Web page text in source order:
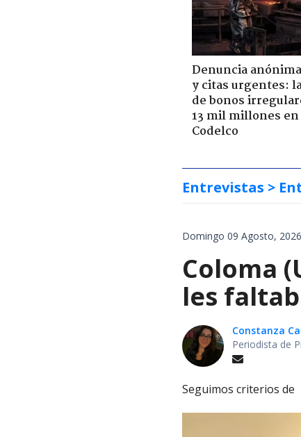
Denuncia
y citas urgentes:
de bonos
13 mil millones en
Codelco
Entrevistas >
Domingo 09 Agosto,
Coloma
les
Constanza
Periodista de
Seguimos criterios de